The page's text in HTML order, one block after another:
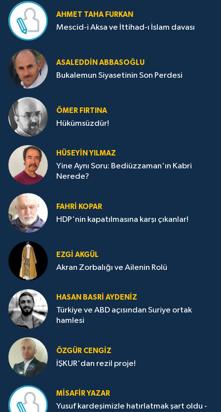
AHMET TAHA FURKAN
Mescid-i Aksa ve İttihad-ı İslam davası
ASALEDDIN ABBASOĞLU
Bukalemun Siyasetinin Son Perdesi
ÖMER FIRTINA
Hükümsüzdür!
HÜSEYIN YILMAZ
Yine Aynı Soru: Bediüzzaman'ın Kabri
Nerede?
FAHRI KOPAR
HDP'nin kapatılmasına karşı çıkanlar!
EZGI AKGÜL
Akran Zorbalığı ve Ailenin Rolü
HASAN BASRI AYDENIZ
Türkiye ve ABD açısından Suriye ortak
hamlesi
ÖZGÜR CENGIZ
İŞKUR'dan rezil proje!
MISAFIR YAZAR
Yusuf kardeşimizle hatırlatmak şart oldu -